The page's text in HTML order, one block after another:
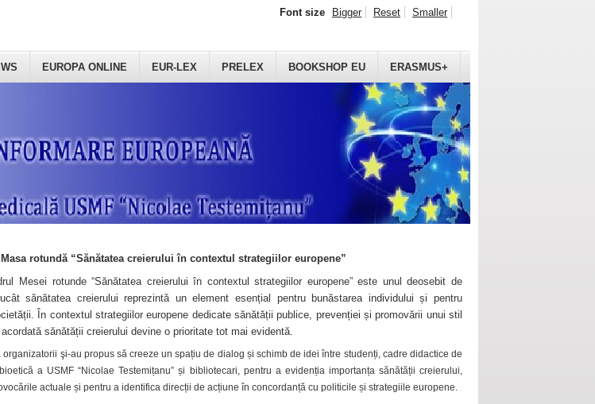
EUROPA ONLINE EUR-LEX PRELEX BOOKSHOP EU ERASMUS+
Font size Bigger Reset Smaller
Masa rotundă “Sănătatea creierului în contextul strategiilor europene”
Mesei rotunde “Sănătatea creierului în contextul strategiilor europene” este unul deosebit de
sănătatea creierului reprezintă un element esențial pentru bunăstarea individului și pentru
În contextul strategiilor europene dedicate sănătății publice, prevenției și promovării unui stil
sănătății creierului devine o prioritate tot mai evidentă.
organizatorii şi-au propus să creeze un spațiu de dialog și schimb de idei între studenți, cadre didactice de
a USMF “Nicolae Testemițanu” și bibliotecari, pentru a evidenția importanța sănătății creierului,
actuale și pentru a identifica direcții de acțiune în concordanță cu politicile și strategiile europene.